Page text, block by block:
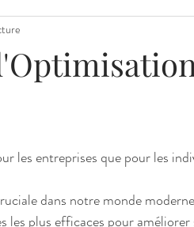
les entreprises que pour les
dans notre monde
les plus efficaces pour